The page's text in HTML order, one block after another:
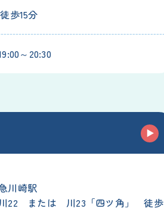
歩15分
～20:30
川崎駅
22 または 川23「四ツ角」 徒歩